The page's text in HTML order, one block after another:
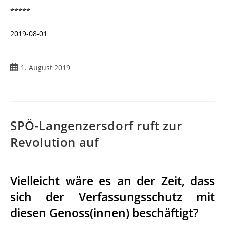
*****
2019-08-01
1. August 2019
SPÖ-Langenzersdorf ruft zur
Revolution auf
Vielleicht wäre es an der Zeit, dass
sich der Verfassungsschutz mit
diesen Genoss(innen) beschäftigt?